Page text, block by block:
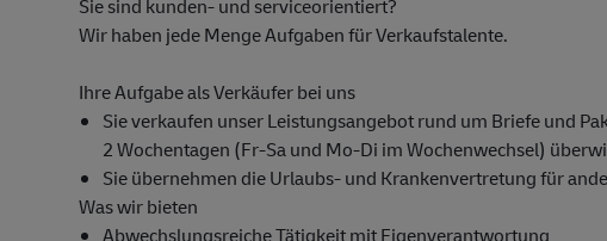
Sie sind kunden- und serviceorientiert?
Wir haben jede Menge Aufgaben für Verkaufstalente.
Ihre Aufgabe als Verkäufer bei uns
Sie verkaufen unser Leistungsangebot rund um Briefe und
2 Wochentagen (Fr-Sa und Mo-Di im Wochenwechsel)
Sie übernehmen die Urlaubs- und Krankenvertretung für
Was wir bieten
Abwechslungsreiche Tätigkeit mit Eigenverantwortung